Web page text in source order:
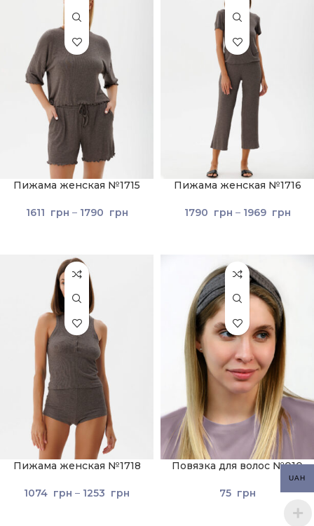
Пижама женская №1715
1611 грн – 1790 грн
Пижама женская №1716
1790 грн – 1969 грн
Пижама женская №1718
1074 грн – 1253 грн
Повязка для волос №010
75 грн
UAH